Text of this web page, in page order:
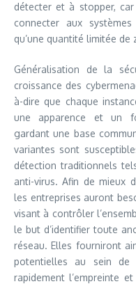
détecter et à stopper,
connecter aux
qu’une quantité limitée de
Généralisation de la
croissance des
à-dire que chaque
une apparence et un
gardant une base
variantes sont
détection traditionnels
anti-virus. Afin de mieux
les entreprises auront
visant à contrôler
le but d’identifier toute
réseau. Elles fourniront
potentielles au sein de
rapidement l’empreinte